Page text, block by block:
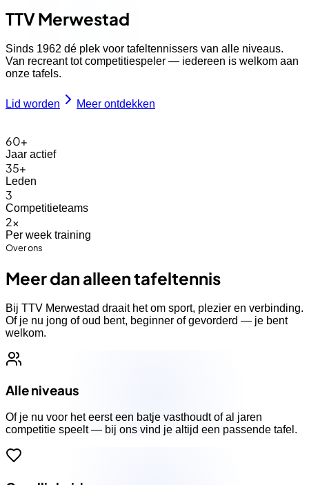
TTVMerwestad
Sinds 1962 dé plek voor tafeltennissers van alle niveaus.
Van recreant tot competitiespeler — iedereen is welkom aan
onze tafels.
Lid worden Meer ontdekken
60+
Jaar actief
35+
Leden
3
Competitieteams
2×
Per week training
Over ons
Meer dan alleen tafeltennis
Bij TTV Merwestad draait het om sport, plezier en verbinding.
Of je nu jong of oud bent, beginner of gevorderd — je bent
welkom.
Alle niveaus
Of je nu voor het eerst een batje vasthoudt of al jaren
competitie speelt — bij ons vind je altijd een passende tafel.